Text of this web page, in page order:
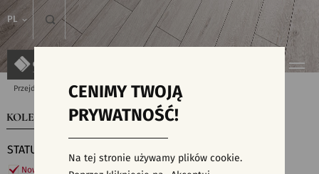
PL
Przejdź do strony głównej Kolekcje
KOLEKCJE WYSZUKIWARKA PŁYTEK
STATUS
Nowości
CENIMY TWOJĄ
PRYWATNOŚĆ!
Na tej stronie używamy plików cookie.